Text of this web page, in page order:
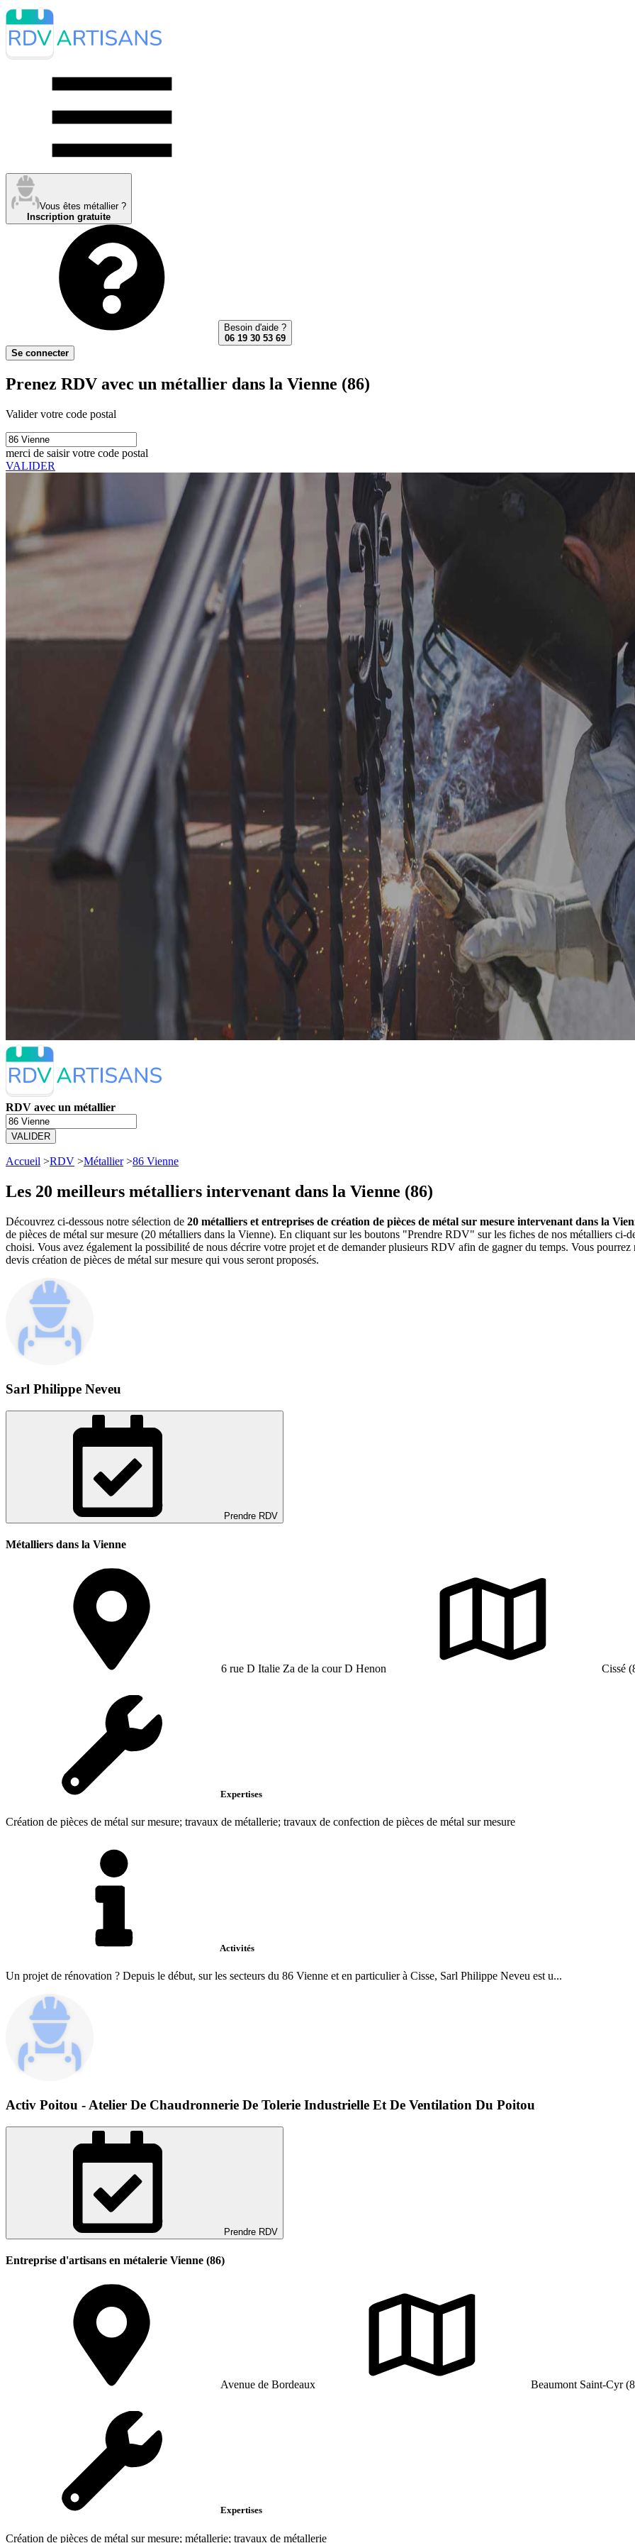
Vous êtes métallier ?
Inscription gratuite
Besoin d'aide ?
06 19 30 53 69
Se connecter
Prenez RDV avec un métallier dans la Vienne (86)
Valider votre code postal
merci de saisir votre code postal
VALIDER
RDV avec un métallier
VALIDER
Accueil >RDV >Métallier>86 Vienne
Les 20 meilleurs métalliers intervenant dans la Vienne (86)
Découvrez ci-dessous notre sélection de 20 métalliers et entreprises de création de pièces de métal sur mesure intervenant dans la
de pièces de métal sur mesure (20 métalliers dans la Vienne). En cliquant sur les boutons "Prendre RDV" sur les fiches de nos métalliers
choisi. Vous avez également la possibilité de nous décrire votre projet et de demander plusieurs RDV afin de gagner du temps. Vous
devis création de pièces de métal sur mesure qui vous seront proposés.
Sarl Philippe Neveu
Prendre RDV
Métalliers dans la Vienne
6 rue D Italie Za de la cour D Henon Cissé
Expertises
Création de pièces de métal sur mesure; travaux de métallerie; travaux de confection de pièces de métal sur mesure
Activités
Un projet de rénovation ? Depuis le début, sur les secteurs du 86 Vienne et en particulier à Cisse, Sarl Philippe Neveu est u...
Activ Poitou - Atelier De Chaudronnerie De Tolerie Industrielle Et De Ventilation Du Poitou
Prendre RDV
Entreprise d'artisans en métalerie Vienne (86)
Avenue de Bordeaux Beaumont Saint-Cyr
Expertises
Création de pièces de métal sur mesure; métallerie; travaux de métallerie